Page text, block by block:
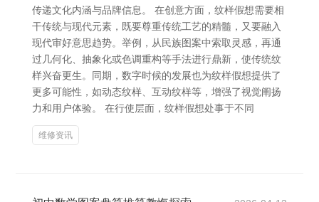
传递文化内涵与品牌信息。 在创意方面，纹样假想需要相
干传统与现代元素，既要尊重传统工艺的精髓，又要融入
现代审好意思趋势。举例，从民族图案中索取灵感，再通
过几何化、抽象化或色调重构等手法进行鼎新，使传统纹
样兴奋更生。同期，数字时候的发展也为纹样假想提供了
更多可能性，如动态纹样、互动纹样等，增强了视觉阐扬
力和用户体验。 在行使层面，纹样假想处事于不同
维修资讯